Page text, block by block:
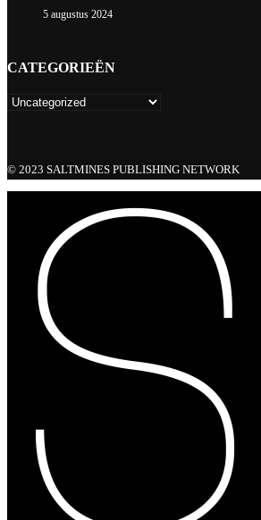
5 augustus 2024
CATEGORIEËN
© 2023 SALTMINES PUBLISHING NETWORK